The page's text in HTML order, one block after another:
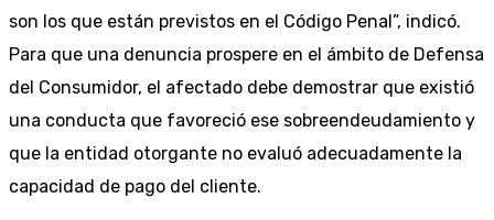
son los que están previstos en el Código Penal”, indicó.
Para que una denuncia prospere en el ámbito de Defensa
del Consumidor, el afectado debe demostrar que existió
una conducta que favoreció ese sobreendeudamiento y
que la entidad otorgante no evaluó adecuadamente la
capacidad de pago del cliente.